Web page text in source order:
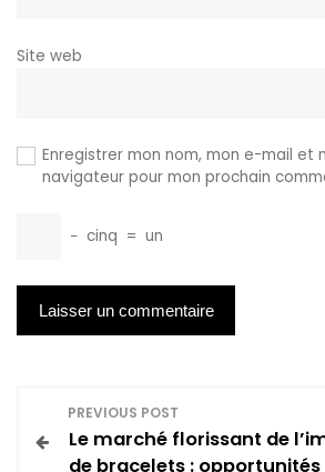
Site web
Enregistrer mon nom, mon e-mail et
navigateur pour mon prochain
− cinq = un
a
PREVIOUS POST
Le marché florissant de
de bracelets :